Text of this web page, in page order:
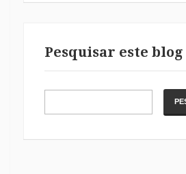
Pesquisar este blog